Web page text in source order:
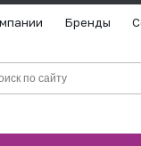
Бренды